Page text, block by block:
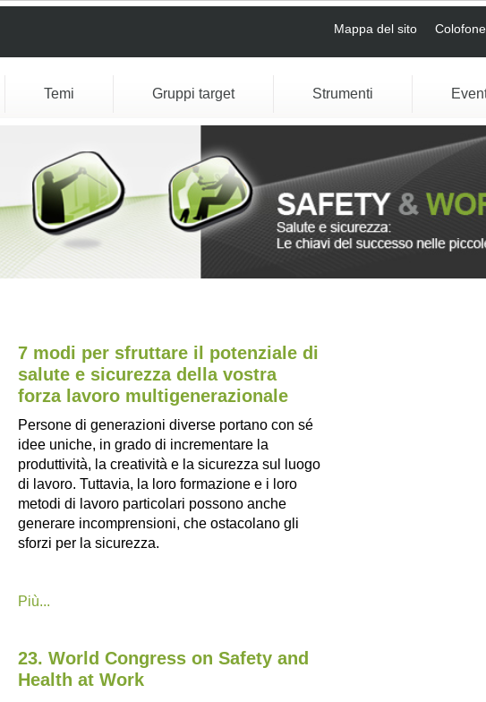
Mappa del sito Colofone
Temi Gruppi target Strumenti
7 modi per sfruttare il potenziale di
salute e sicurezza della vostra
forza lavoro multigenerazionale
Persone di generazioni diverse portano con sé
idee uniche, in grado di incrementare la
produttività, la creatività e la sicurezza sul luogo
di lavoro. Tuttavia, la loro formazione e i loro
metodi di lavoro particolari possono anche
generare incomprensioni, che ostacolano gli
sforzi per la sicurezza.
Più...
23. World Congress on Safety and
Health at Work